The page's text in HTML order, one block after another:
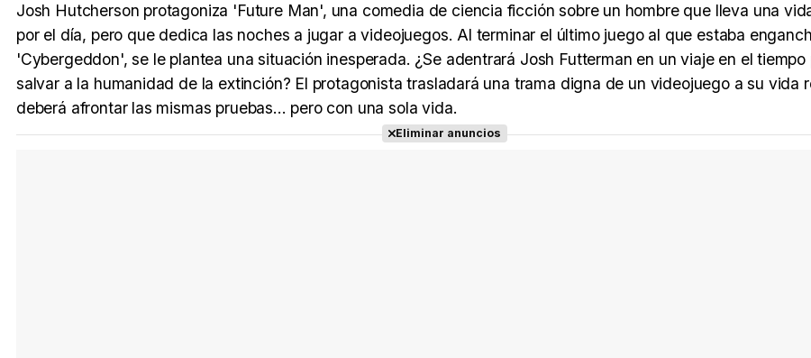
Josh Hutcherson protagoniza 'Future Man', una comedia de ciencia ficción sobre un hombre que lleva una
por el día, pero que dedica las noches a jugar a videojuegos. Al terminar el último juego al que estaba
'Cybergeddon', se le plantea una situación inesperada. ¿Se adentrará Josh Futterman en un viaje en el tiempo
salvar a la humanidad de la extinción? El protagonista trasladará una trama digna de un videojuego a su vida
deberá afrontar las mismas pruebas... pero con una sola vida.
Eliminar anuncios